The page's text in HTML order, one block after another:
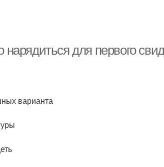
для первого
варианта